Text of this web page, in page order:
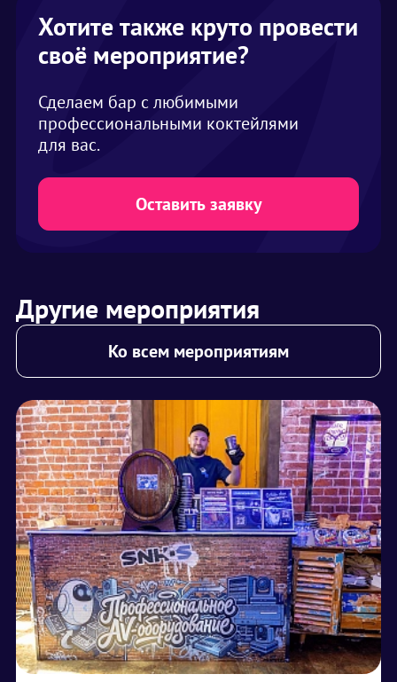
Хотите также круто провести
своё мероприятие?
Сделаем бар с любимыми
профессиональными коктейлями
для вас.
Оставить заявку
Другие мероприятия
Ко всем мероприятиям